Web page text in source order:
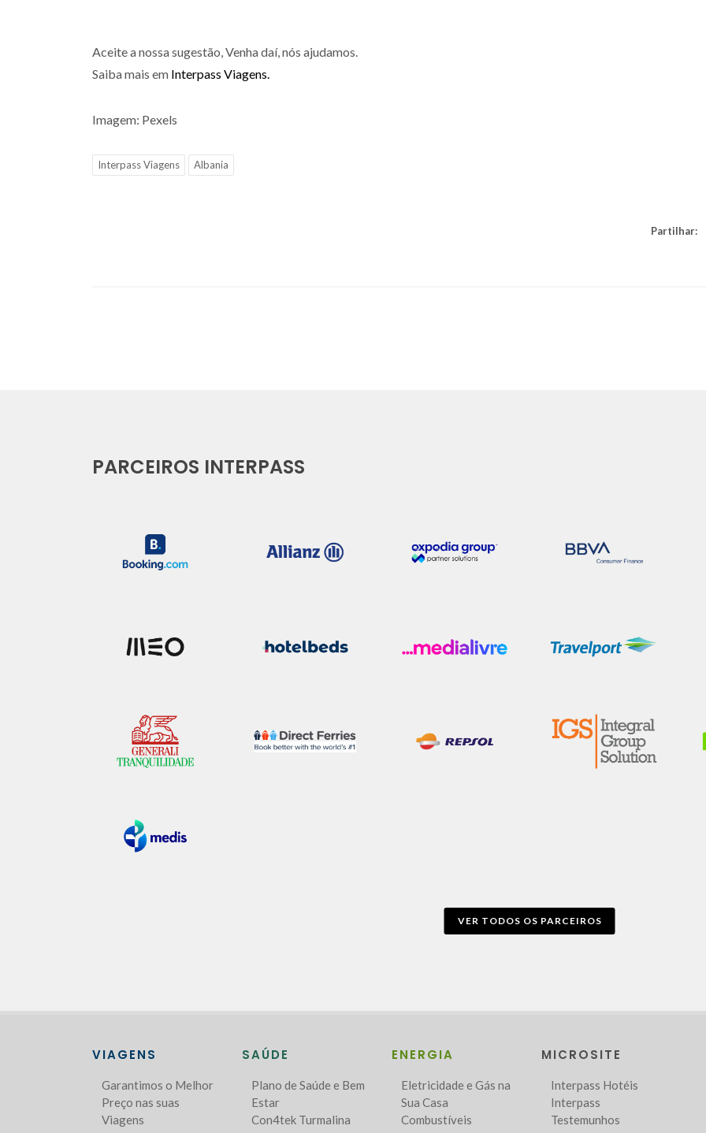
Aceite a nossa sugestão, Venha daí, nós ajudamos.
Saiba mais em Interpass Viagens.
Imagem: Pexels
Interpass Viagens Albania
Partilhar:
PARCEIROS INTERPASS
VER TODOS OS PARCEIROS
VIAGENS
Garantimos o Melhor
Preço nas suas
Viagens
SAÚDE
Plano de Saúde e Bem
Estar
Con4tek Turmalina
ENERGIA
Eletricidade e Gás na
Sua Casa
Combustíveis
MICROSITE
Interpass Hotéis
Interpass
Testemunhos